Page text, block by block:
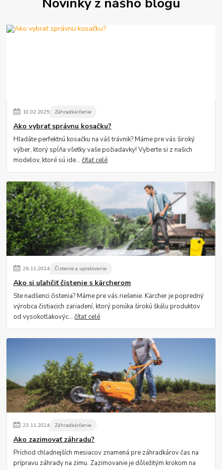
10.02.2025 Záhradkárčenie
Ako vybrať správnu kosačku?
Hľadáte perfektnú kosačku na váš trávnik? Máme pre vás široký
výber, ktorý spĺňa všetky vaše požiadavky! Vyberte si z našich
modelov, ktoré sú ide...čítať celé
26.11.2024 Čistenie a upratovanie
Ako si uľahčiť čistenie s kärcherom
Ste nadšenci čistenia? Máme pre vás riešenie. Kärcher je popredný
výrobca čistiacich zariadení, ktorý ponúka širokú škálu produktov
od vysokotlakovýc...čítať celé
23.11.2024 Záhradkárčenie
Ako zazimovať záhradu?
Príchod chladnejších mesiacov znamená pre záhradkárov čas na
prípravu záhrady na zimu. Zazimovanie je dôležitým krokom na